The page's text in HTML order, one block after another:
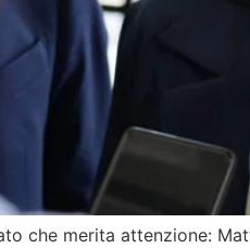
che merita attenzione: